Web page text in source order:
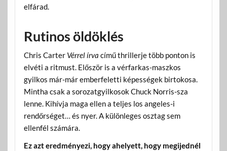
elfárad.
Rutinos öldöklés
Chris Carter Vérrel írva című thrillerje több ponton is
elvéti a ritmust. Először is a vérfarkas-maszkos
gyilkos már-már emberfeletti képességek birtokosa.
Mintha csak a sorozatgyilkosok Chuck Norris-sza
lenne. Kihívja maga ellen a teljes los angeles-i
rendőrséget… és nyer. A különleges osztag sem
ellenfél számára.
Ez azt eredményezi, hogy ahelyett, hogy megijednél